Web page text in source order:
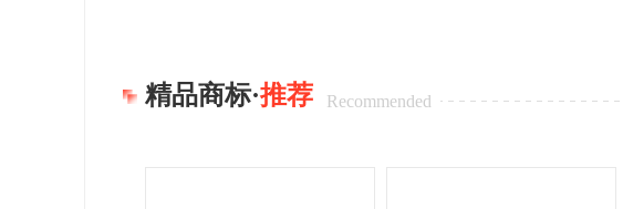
精品商标·推荐 Recommended